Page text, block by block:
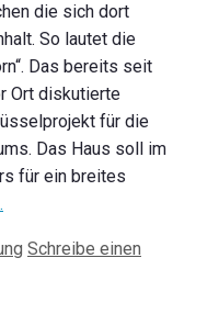
die sich dort
So lautet die
Das bereits seit
Ort diskutierte
für die
Das Haus soll im
für ein breites
Schreibe einen